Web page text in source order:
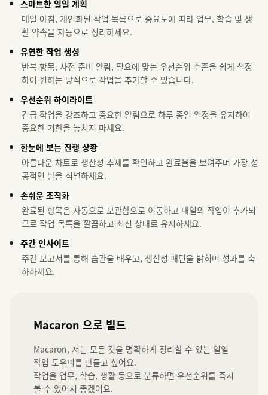
스마트한 일일 계획
매일 아침, 개인화된 작업 목록으로 중요도에 따라 업무, 학습 및 생
활 약속을 자동으로 정리하세요.
유연한 작업 생성
반복 항목, 사전 준비 알림, 필요에 맞는 우선순위 수준을 쉽게 설정
하여 원하는 방식으로 작업을 추가할 수 있습니다.
우선순위 하이라이트
긴급 작업을 강조하고 중요한 알림으로 하루 종일 일정을 유지하여
중요한 기한을 놓치지 마세요.
한눈에 보는 진행 상황
아름다운 차트로 생산성 추세를 확인하고 완료율을 보여주며 가장 성
공적인 날을 식별하세요.
손쉬운 조직화
완료된 항목은 자동으로 보관함으로 이동하고 내일의 작업이 추가되
므로 작업 목록을 깔끔하고 최신 상태로 유지하세요.
주간 인사이트
주간 보고서를 통해 습관을 배우고, 생산성 패턴을 밝히며 성과를 축
하하세요.
Macaron 으로 빌드
Macaron, 저는 모든 것을 명확하게 정리할 수 있는 일일
작업 도우미를 만들고 싶어요.
작업을 업무, 학습, 생활 등으로 분류하면 우선순위를 즉시
볼 수 있어서 좋겠어요.